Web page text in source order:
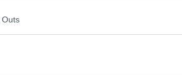
Outs
2026
Pinna campionessa